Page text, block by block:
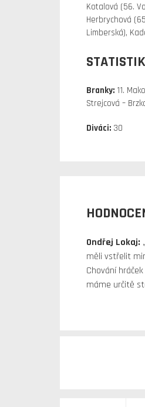
Kotalová (56.
Herbrychová
Limberská),
Branky: 11.
Strejcová –
Diváci: 30
Ondřej Lokaj:
měli vstřelit
Chování
máme určitě